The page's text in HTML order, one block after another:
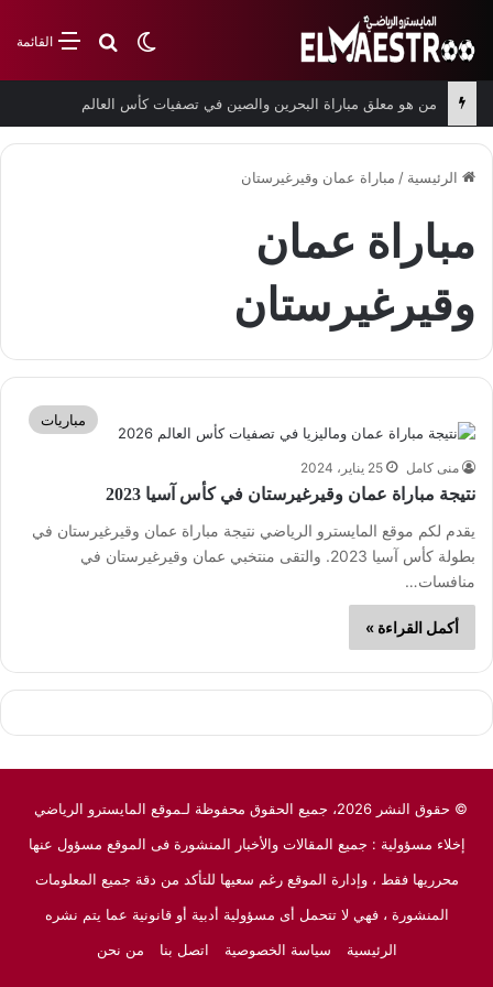
القائمةبحث عن
الوضع المظلم
من هو معلق مباراة البحرين والصين في تصفيات كأس العالم
الرئيسية / مباراة عمان وقيرغيرستان
مباراة عمان
وقيرغيرستان
مباريات
منى كامل 25 يناير، 2024
نتيجة مباراة عمان وقيرغيرستان في كأس آسيا 2023
يقدم لكم موقع المايسترو الرياضي نتيجة مباراة عمان وقيرغيرستان في
بطولة كأس آسيا 2023. والتقى منتخبي عمان وقيرغيرستان في
منافسات…
أكمل القراءة »
© حقوق النشر 2026، جميع الحقوق محفوظة لـموقع المايسترو الرياضي
إخلاء مسؤولية : جميع المقالات والأخبار المنشورة فى الموقع مسؤول عنها
محرريها فقط ، وإدارة الموقع رغم سعيها للتأكد من دقة جميع المعلومات
المنشورة ، فهي لا تتحمل أى مسؤولية أدبية أو قانونية عما يتم نشره
الرئيسية
سياسة الخصوصية اتصل بنا من نحن